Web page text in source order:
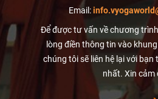
Email:
Để được tư vấn về chương
lòng điền thông tin vào
chúng tôi sẽ liên hệ lại với
nhất. Xin cảm